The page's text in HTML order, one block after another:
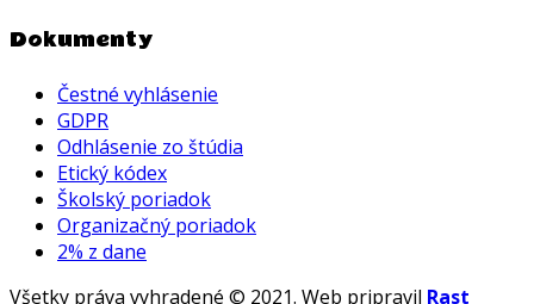
Dokumenty
Čestné vyhlásenie
GDPR
Odhlásenie zo štúdia
Etický kódex
Školský poriadok
Organizačný poriadok
2% z dane
Všetky práva vyhradené © 2021. Web pripravil Rast